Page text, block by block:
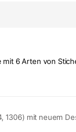
6 Arten von
mit neuem